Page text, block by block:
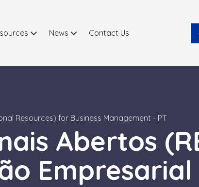
News Contact Us
Resources) for Business Management - PT
Abertos
Empresarial